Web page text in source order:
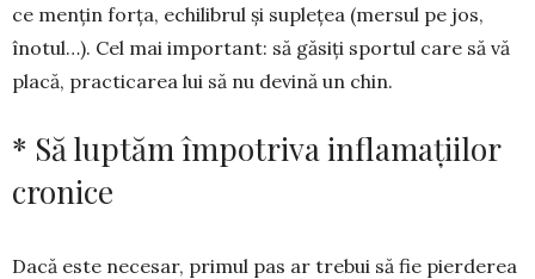
ce mențin forța, echilibrul și su­plețea (mersul pe jos,
înotul…). Cel mai im­portant: să găsiți sportul care să vă
placă, prac­ticarea lui să nu devină un chin.
* Să luptăm împotriva inflamațiilor
cronice
Dacă este necesar, primul pas ar trebui să fie pierderea